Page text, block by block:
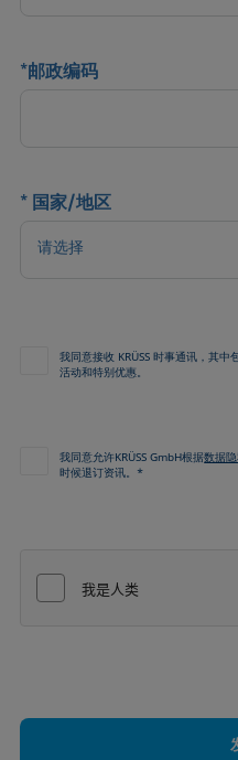
*邮政编码
* 国家/地区
请选择
我同意接收 KRÜSS 时事通讯，其
活动和特别优惠。
我同意允许KRÜSS GmbH根据数据
时候退订资讯。*